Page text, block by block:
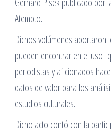
Atempto.
Dichos volúmenes aportaron
pueden encontrar en el uso
periodistas y aficionados
datos de valor para los
estudios culturales.
Dicho acto contó con la